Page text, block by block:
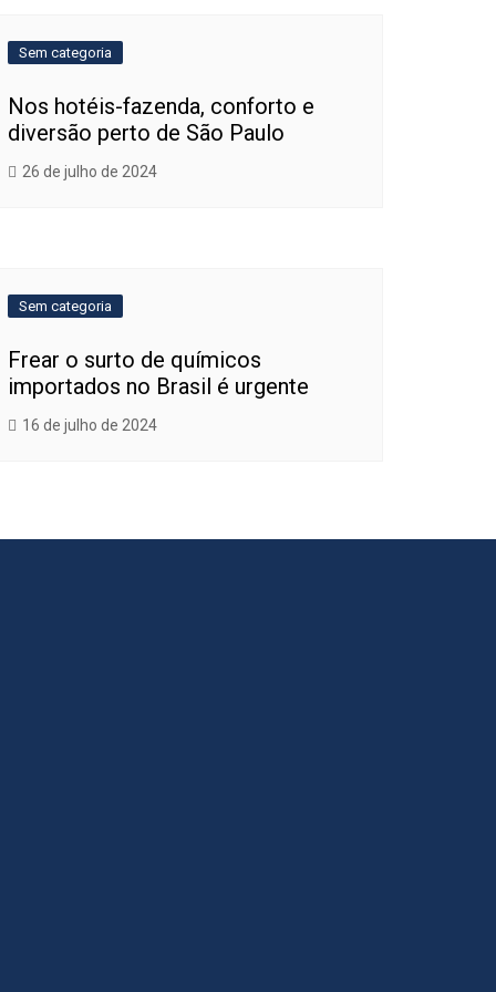
Sem categoria
Nos hotéis-fazenda, conforto e
diversão perto de São Paulo
26 de julho de 2024
Sem categoria
Frear o surto de químicos
importados no Brasil é urgente
16 de julho de 2024